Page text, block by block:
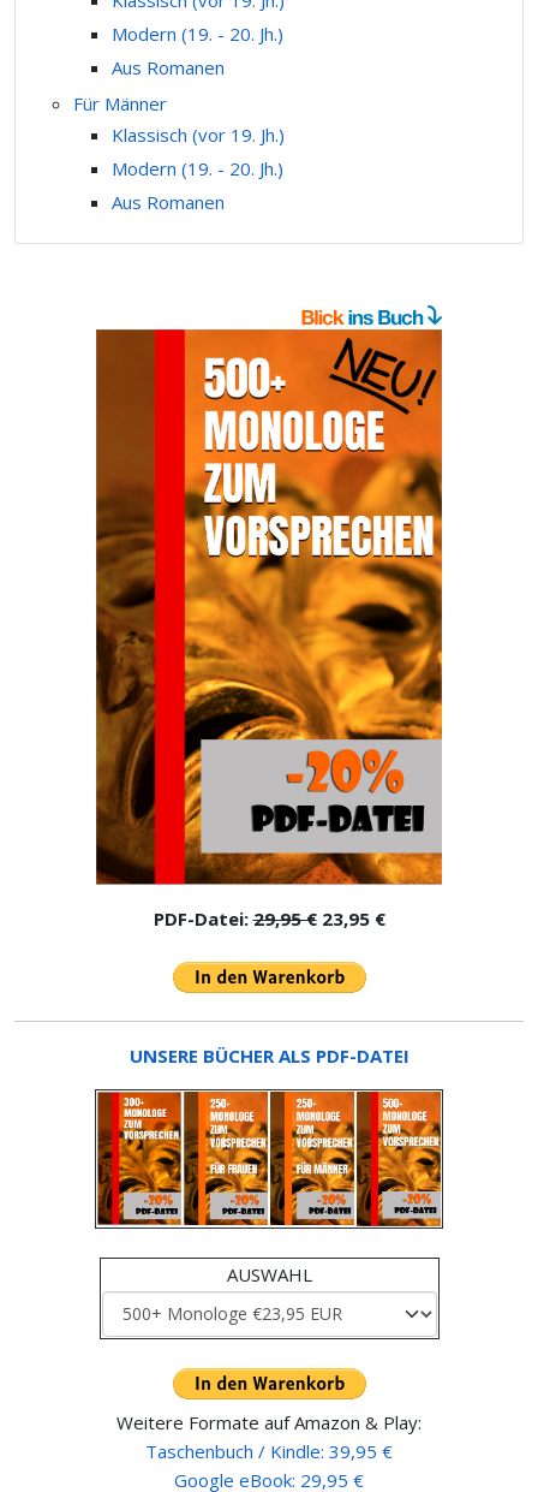
Modern (19. - 20. Jh.)
Aus Romanen
Für Männer
Klassisch (vor 19. Jh.)
Modern (19. - 20. Jh.)
Aus Romanen
PDF-Datei:29,95 €23,95 €
UNSERE BÜCHER ALS PDF-DATEI
AUSWAHL
Weitere Formate auf Amazon & Play:
Taschenbuch / Kindle: 39,95 €
Google eBook: 29,95 €